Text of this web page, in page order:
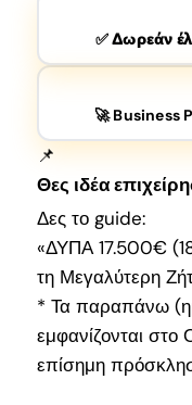
✅ Δωρεάν
🚀 Business
📌
Θες ιδέα
Δες το guide:
«ΔΥΠΑ 17.500€
τη Μεγαλύτερη
* Τα παραπάνω
εμφανίζονται
επίσημη